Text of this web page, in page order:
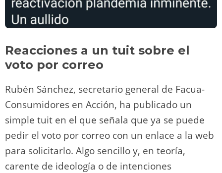
Reacciones a un tuit sobre el
voto por correo
Rubén Sánchez, secretario general de Facua-
Consumidores en Acción, ha publicado un
simple tuit en el que señala que ya se puede
pedir el voto por correo con un enlace a la web
para solicitarlo. Algo sencillo y, en teoría,
carente de ideología o de intenciones